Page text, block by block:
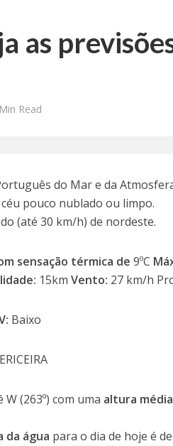
as
Read
do Mar e da
pouco nublado ou limpo.
(até 30 km/h) de nordeste.
sensação térmica de 9ºC
15kmVento: 27 km/h
Baixo
W (263º) com uma altura média
da água para o dia de hoje é de